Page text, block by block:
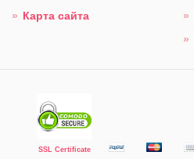
Карта сайта
SSL Certificate